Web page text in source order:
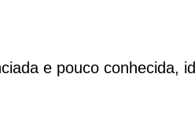
e pouco conhecida,